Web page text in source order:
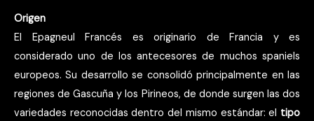
Origen
El Epagneul Francés es originario de Francia y es
considerado uno de los antecesores de muchos spaniels
europeos. Su desarrollo se consolidó principalmente en las
regiones de Gascuña y los Pirineos, de donde surgen las dos
variedades reconocidas dentro del mismo estándar: el tipo